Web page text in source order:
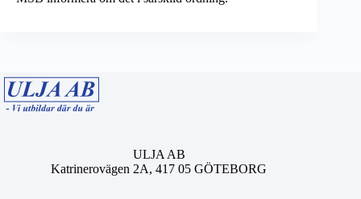
ULJA AB
Katrinerovägen 2A, 417 05 GÖTEBORG